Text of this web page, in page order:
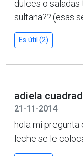
dulces o
sultana??.(esas
Es útil (2)
adiela
21-11-2014
hola mi
leche se le